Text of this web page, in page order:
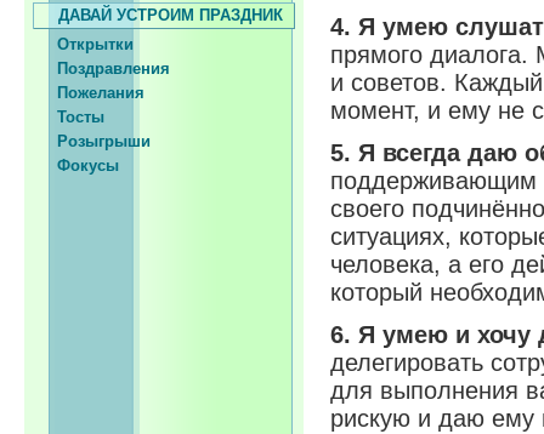
ДАВАЙ УСТРОИМ ПРАЗДНИК
Открытки
Поздравления
Пожелания
Тосты
Розыгрыши
Фокусы
4. Я умею
прямого
и советов.
момент, и ему не
5. Я всегда даю
поддерживающим
своего
ситуациях,
человека, а его
который
6. Я умею и хочу
делегировать
для выполнения
рискую и даю ему